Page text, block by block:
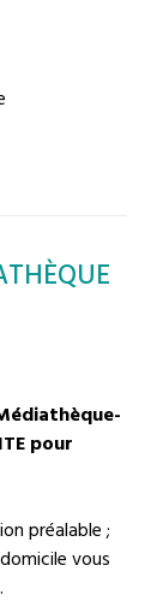
pour
préalable ;
vous